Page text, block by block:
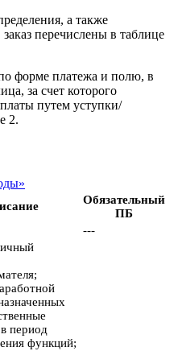
а также
перечислены в таблице
форме платежа и полю, в
за счет которого
путем уступки/
2.
Обязательный
ПБ
---
период
функций;